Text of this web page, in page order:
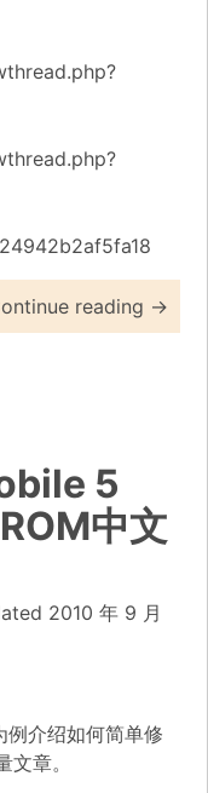
reading →
5
中文
2010 年 9 月
介绍如何简单修
章。